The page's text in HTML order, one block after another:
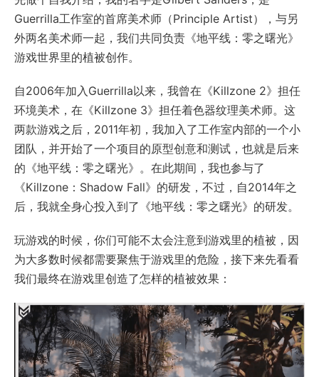
Guerrilla工作室的首席美术师（Principle Artist），与另
外两名美术师一起，我们共同负责《地平线：零之曙光》
游戏世界里的植被创作。
自2006年加入Guerrilla以来，我曾在《Killzone 2》担任
环境美术，在《Killzone 3》担任着色器纹理美术师。这
两款游戏之后，2011年初，我加入了工作室内部的一个小
团队，并开始了一个项目的原型创意和测试，也就是后来
的《地平线：零之曙光》。在此期间，我也参与了
《Killzone：Shadow Fall》的研发，不过，自2014年之
后，我就全身心投入到了《地平线：零之曙光》的研发。
玩游戏的时候，你们可能不太会注意到游戏里的植被，因
为大多数时候都需要聚焦于游戏里的危险，接下来先看看
我们最终在游戏里创造了怎样的植被效果：